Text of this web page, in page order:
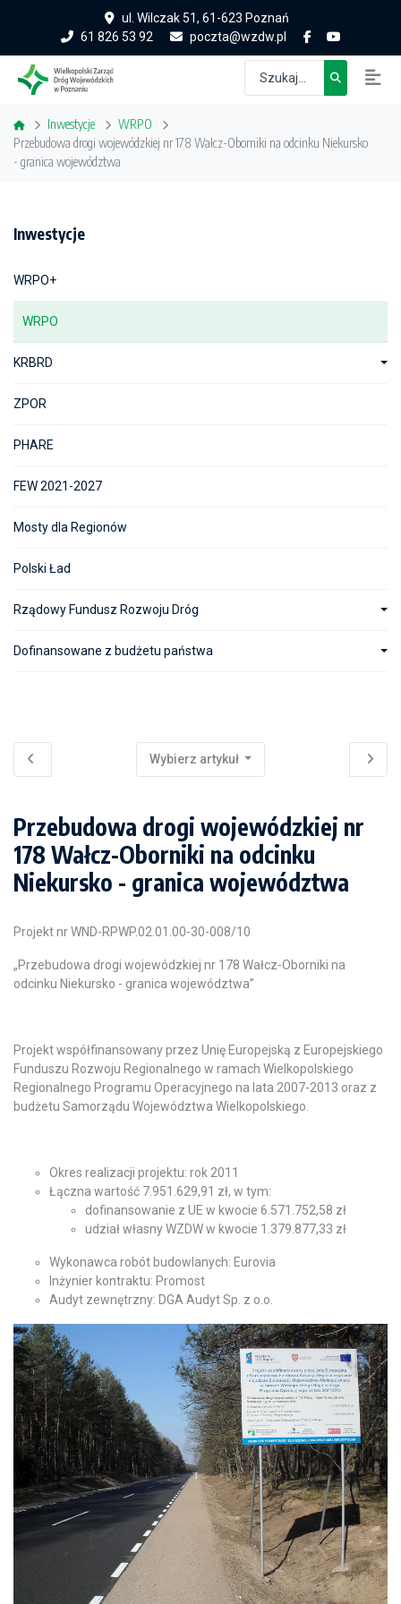
ul. Wilczak 51, 61-623 Poznań
61 826 53 92
poczta@wzdw.pl
Inwestycje
WRPO
Przebudowa drogi wojewódzkiej nr 178 Wałcz-Oborniki na odcinku Niekursko
- granica województwa
Inwestycje
WRPO+
WRPO
KRBRD
ZPOR
PHARE
FEW 2021-2027
Mosty dla Regionów
Polski Ład
Rządowy Fundusz Rozwoju Dróg
Dofinansowane z budżetu państwa
Wybierz artykuł
Przebudowa drogi wojewódzkiej nr
178 Wałcz-Oborniki na odcinku
Niekursko - granica województwa
Projekt nr WND-RPWP.02.01.00-30-008/10
„Przebudowa drogi wojewódzkiej nr 178 Wałcz-Oborniki na
odcinku Niekursko - granica województwa”
Projekt współfinansowany przez Unię Europejską z Europejskiego
Funduszu Rozwoju Regionalnego w ramach Wielkopolskiego
Regionalnego Programu Operacyjnego na lata 2007-2013 oraz z
budżetu Samorządu Województwa Wielkopolskiego.
Okres realizacji projektu: rok 2011
Łączna wartość 7.951.629,91 zł, w tym:
dofinansowanie z UE w kwocie 6.571.752,58 zł
udział własny WZDW w kwocie 1.379.877,33 zł
Wykonawca robót budowlanych: Eurovia
Inżynier kontraktu: Promost
Audyt zewnętrzny: DGA Audyt Sp. z o.o.